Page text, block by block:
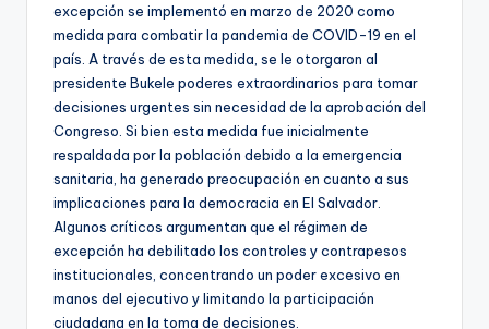
excepción se implementó en marzo de 2020 como
medida para combatir la pandemia de COVID-19 en el
país. A través de esta medida, se le otorgaron al
presidente Bukele poderes extraordinarios para tomar
decisiones urgentes sin necesidad de la aprobación del
Congreso. Si bien esta medida fue inicialmente
respaldada por la población debido a la emergencia
sanitaria, ha generado preocupación en cuanto a sus
implicaciones para la democracia en El Salvador.
Algunos críticos argumentan que el régimen de
excepción ha debilitado los controles y contrapesos
institucionales, concentrando un poder excesivo en
manos del ejecutivo y limitando la participación
ciudadana en la toma de decisiones.